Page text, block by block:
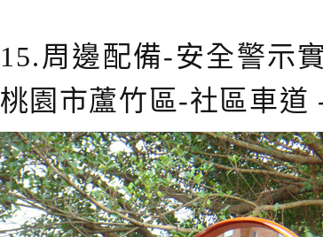
15.周邊配備-安全警示
桃園市蘆竹區-社區車道